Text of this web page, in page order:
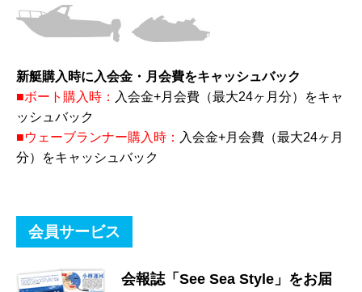
新艇購入時に入会金・月会費をキャッシュバック
■ボート購入時： 入会金+月会費（最大24ヶ月分）をキャ
ッシュバック
■ウェーブランナー購入時： 入会金+月会費（最大24ヶ月
分）をキャッシュバック
会員サービス
会報誌「See Sea Style」をお届